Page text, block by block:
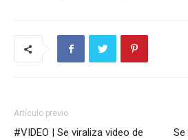
Artículo previo
#VIDEO | Se viraliza video de